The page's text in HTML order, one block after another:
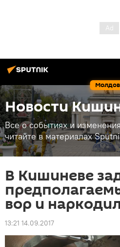
Новости
Все о событиях и
читайте в материалах
В Кишиневе
вор и
13:21 14.09.2017